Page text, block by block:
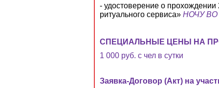
- удостоверение о
ритуального сервиса» НОЧУ ВО
СПЕЦИАЛЬНЫЕ ЦЕНЫ НА
1 000 руб. с чел в сутки
Заявка-Договор (Акт) на